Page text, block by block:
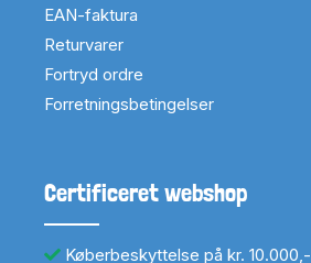
EAN-faktura
Returvarer
Fortryd ordre
Forretningsbetingelser
Certificeret webshop
Køberbeskyttelse på kr. 10.000,-